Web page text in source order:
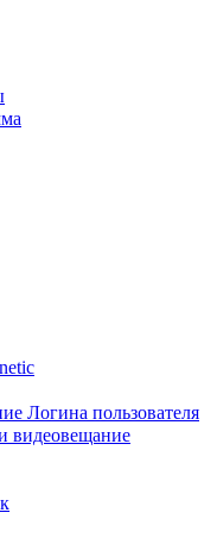
Логина пользователя
видеовещание